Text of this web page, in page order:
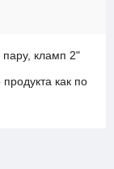
пару, кламп 2"
как по